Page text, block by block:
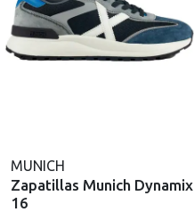
MUNICH
Zapatillas Munich Dynamix
16